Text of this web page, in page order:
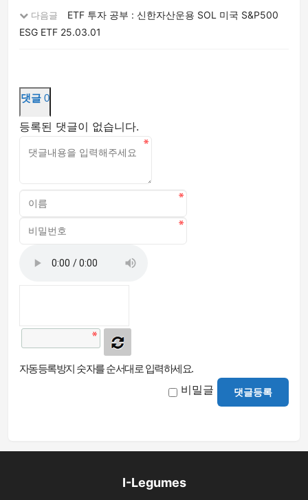
다음글
ETF 투자 공부 : 신한자산운용 SOL 미국 S&P500
ESG ETF 25.03.01
댓글 0
등록된 댓글이 없습니다.
자동등록방지 숫자를 순서대로 입력하세요.
비밀글 댓글등록
I-Legumes